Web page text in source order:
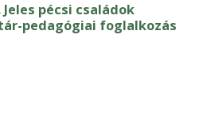
pécsi családok
pedagógiai foglalkozás